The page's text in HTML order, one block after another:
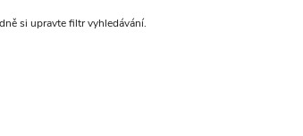
si upravte filtr vyhledávání.